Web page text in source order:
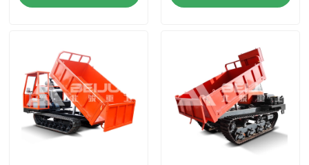
Ondergrondse Gearticuleerde Vrachtwagen
Crawler dumper vrachtwagen